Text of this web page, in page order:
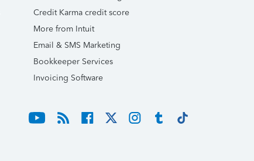
Credit Karma credit score
More from Intuit
Email & SMS Marketing
Bookkeeper Services
Invoicing Software